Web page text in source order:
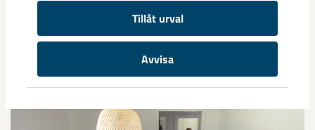
Tillåt urval
Avvisa
Snart dags för inflyttning på
Vägmästaren
På Hedenområdet i Gällivare växer kvarteret Vägmästaren